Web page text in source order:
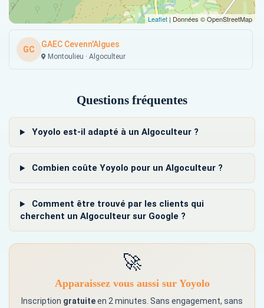
Leaflet| Données © OpenStreetMap
GC
GAEC Cevenn'Algues
Montoulieu · Algoculteur
Questions fréquentes
Yoyolo est-il adapté à un Algoculteur ?
Combien coûte Yoyolo pour un Algoculteur ?
Comment être trouvé par les clients qui
cherchent un Algoculteur sur Google ?
🚀
Apparaissez vous aussi sur Yoyolo
Inscription gratuiteen 2 minutes. Sans engagement, sans